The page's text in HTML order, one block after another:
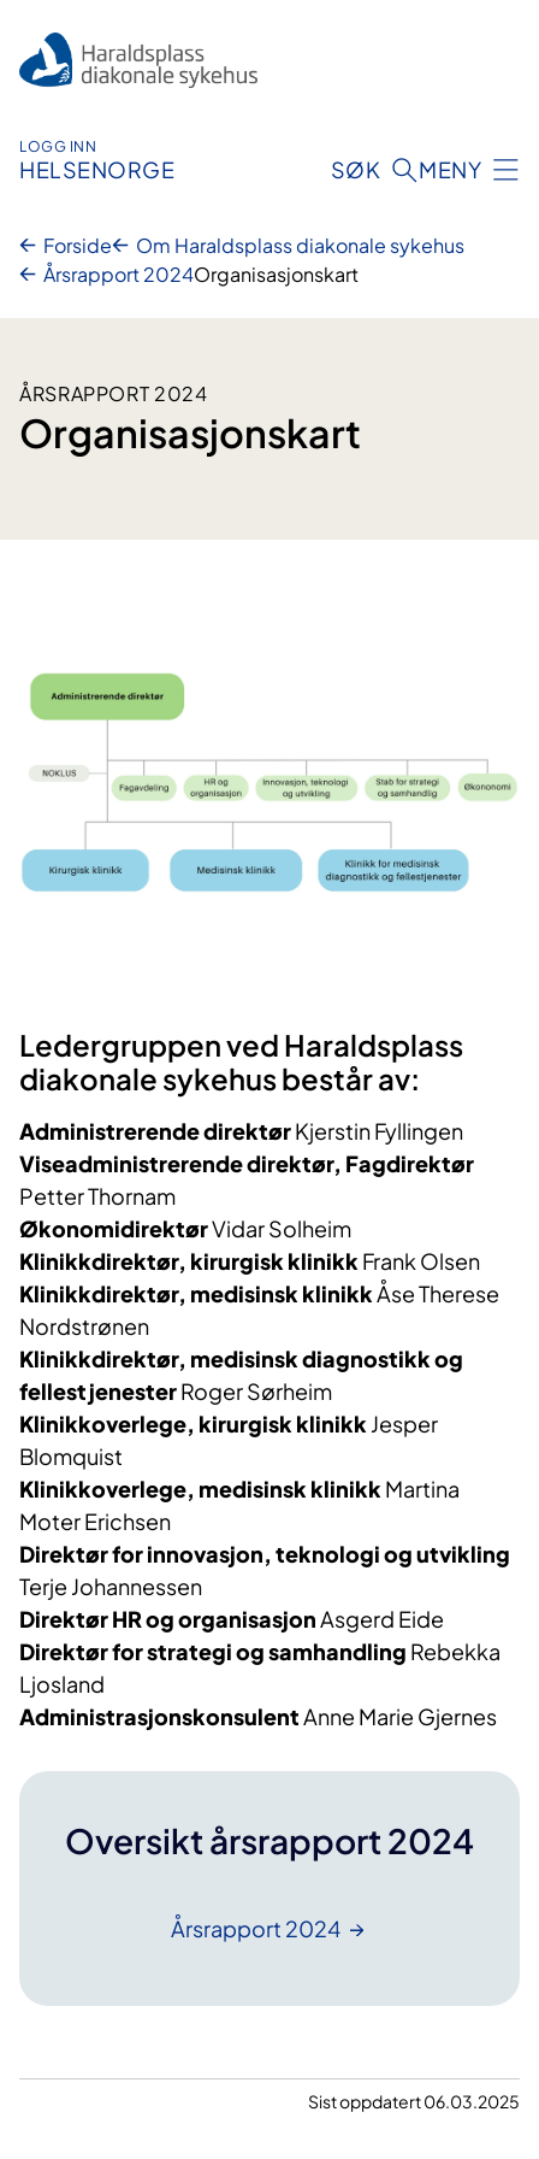
innhold
LOGG INN
HELSENORGE SØK MENY
Forside
Om Haraldsplass diakonale sykehus
Årsrapport 2024Organisasjonskart
ÅRSRAPPORT 2024
Organisasjonskart
Ledergruppen ved Haraldsplass
diakonale sykehus består av:
Administrerende direktørKjerstin Fyllingen
Viseadministrerende direktør, Fagdirektør
Petter Thornam
ØkonomidirektørVidar Solheim
Klinikkdirektør, kirurgisk klinikk Frank Olsen
Klinikkdirektør, medisinsk klinikk Åse Therese
Nordstrønen
Klinikkdirektør, medisinsk diagnostikk og
fellestjenesterRoger Sørheim
Klinikkoverlege, kirurgisk klinikk Jesper
Blomquist
Klinikkoverlege, medisinsk klinikk Martina
Moter Erichsen
Direktør for innovasjon, teknologi og utvikling
Terje Johannessen
Direktør HR og organisasjon Asgerd Eide
Direktør for strategi og samhandling Rebekka
Ljosland
Administrasjonskonsulent Anne Marie Gjernes
Oversikt årsrapport 2024
Årsrapport 2024
Sist oppdatert 06.03.2025